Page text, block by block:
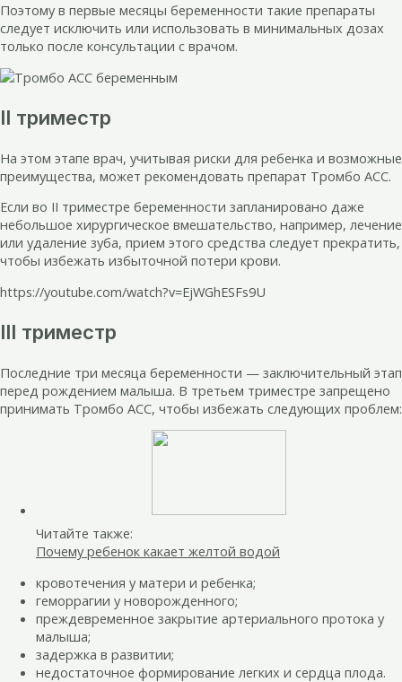
Поэтому в первые месяцы беременности такие препараты
следует исключить или использовать в минимальных дозах
только после консультации с врачом.
II триместр
На этом этапе врач, учитывая риски для ребенка и возможные
преимущества, может рекомендовать препарат Тромбо АСС.
Если во II триместре беременности запланировано даже
небольшое хирургическое вмешательство, например, лечение
или удаление зуба, прием этого средства следует прекратить,
чтобы избежать избыточной потери крови.
https://youtube.com/watch?v=EjWGhESFs9U
III триместр
Последние три месяца беременности — заключительный этап
перед рождением малыша. В третьем триместре запрещено
принимать Тромбо АСС, чтобы избежать следующих проблем:
Читайте также:
Почему ребенок какает желтой водой
кровотечения у матери и ребенка;
геморрагии у новорожденного;
преждевременное закрытие артериального протока у
малыша;
задержка в развитии;
недостаточное формирование легких и сердца плода.